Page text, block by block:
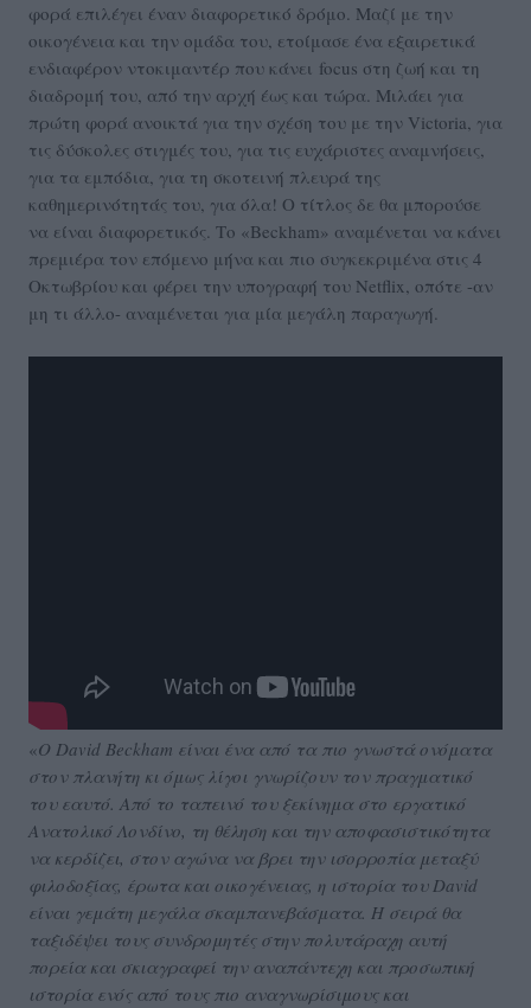
φορά επιλέγει έναν διαφορετικό δρόμο. Μαζί με την
οικογένεια και την ομάδα του, ετοίμασε ένα εξαιρετικά
ενδιαφέρον ντοκιμαντέρ που κάνει focus στη ζωή και τη
διαδρομή του, από την αρχή έως και τώρα. Μιλάει για
πρώτη φορά ανοικτά για την σχέση του με την Victoria, για
τις δύσκολες στιγμές του, για τις ευχάριστες αναμνήσεις,
για τα εμπόδια, για τη σκοτεινή πλευρά της
καθημερινότητάς του, για όλα! Ο τίτλος δε θα μπορούσε
να είναι διαφορετικός. Το «Beckham» αναμένεται να κάνει
πρεμιέρα τον επόμενο μήνα και πιο συγκεκριμένα στις 4
Οκτωβρίου και φέρει την υπογραφή του Netflix, οπότε -αν
μη τι άλλο- αναμένεται για μία μεγάλη παραγωγή.
«Ο David Beckham είναι ένα από τα πιο γνωστά ονόματα
στον πλανήτη κι όμως λίγοι γνωρίζουν τον πραγματικό
του εαυτό. Από το ταπεινό του ξεκίνημα στο εργατικό
Ανατολικό Λονδίνο, τη θέληση και την αποφασιστικότητα
να κερδίζει, στον αγώνα να βρει την ισορροπία μεταξύ
φιλοδοξίας, έρωτα και οικογένειας, η ιστορία του David
είναι γεμάτη μεγάλα σκαμπανεβάσματα. Η σειρά θα
ταξιδέψει τους συνδρομητές στην πολυτάραχη αυτή
πορεία και σκιαγραφεί την αναπάντεχη και προσωπική
ιστορία ενός από τους πιο αναγνωρίσιμους και